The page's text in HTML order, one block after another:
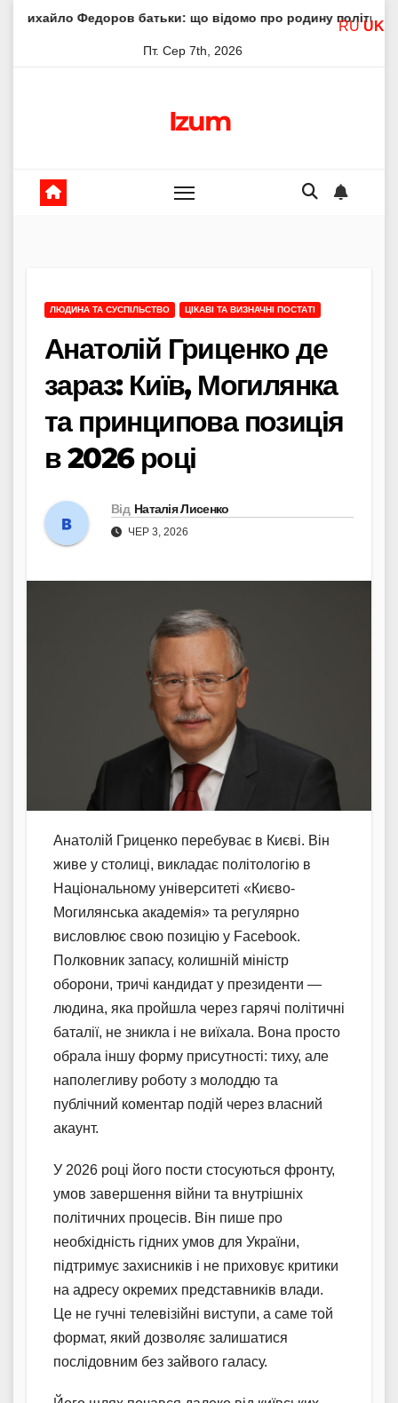
батьки: що відомо про родину політика Молитва
Пт. Сер 7th, 2026
Izum
ЛЮДИНА ТА СУСПІЛЬСТВО ЦІКАВІ ТА ВИЗНАЧНІ ПОСТАТІ
Анатолій Гриценко де
зараз: Київ, Могилянка
та принципова позиція
в 2026 році
Від Наталія Лисенко
ЧЕР 3, 2026
Анатолій Гриценко перебуває в Києві. Він
живе у столиці, викладає політологію в
Національному університеті «Києво-
Могилянська академія» та регулярно
висловлює свою позицію у Facebook.
Полковник запасу, колишній міністр
оборони, тричі кандидат у президенти —
людина, яка пройшла через гарячі політичні
баталії, не зникла і не виїхала. Вона просто
обрала іншу форму присутності: тиху, але
наполегливу роботу з молоддю та
публічний коментар подій через власний
акаунт.
У 2026 році його пости стосуються фронту,
умов завершення війни та внутрішніх
політичних процесів. Він пише про
необхідність гідних умов для України,
підтримує захисників і не приховує критики
на адресу окремих представників влади.
Це не гучні телевізійні виступи, а саме той
формат, який дозволяє залишатися
послідовним без зайвого галасу.
RU UK